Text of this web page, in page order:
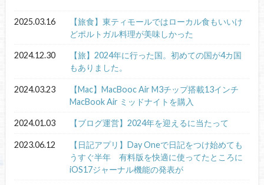
2025.03.16
【旅食】東ティモールではローカル食もいいけ
どポルトガル料理が美味しかった
2024.12.30
【旅】2024年に行った国。初めての国が4カ国
もありました。
2024.03.23
【Mac】MacBooc Air M3チップ搭載13インチ
MacBook Air ミッドナイトを購入
2024.01.03 【ブログ運営】2024年を迎えるに当たって
2023.06.12
【日記アプリ】Day Oneで日記をつけ始めても
うすぐ半年 有料版を快適に使ってたところに
iOS17ジャーナル機能の発表が